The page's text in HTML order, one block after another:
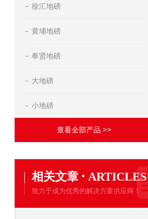
徐汇地磅
黄埔地磅
奉贤地磅
大地磅
小地磅
查看全部产品 >>
相关文章 · ARTICLES
致力于成为优秀的解决方案供应商！